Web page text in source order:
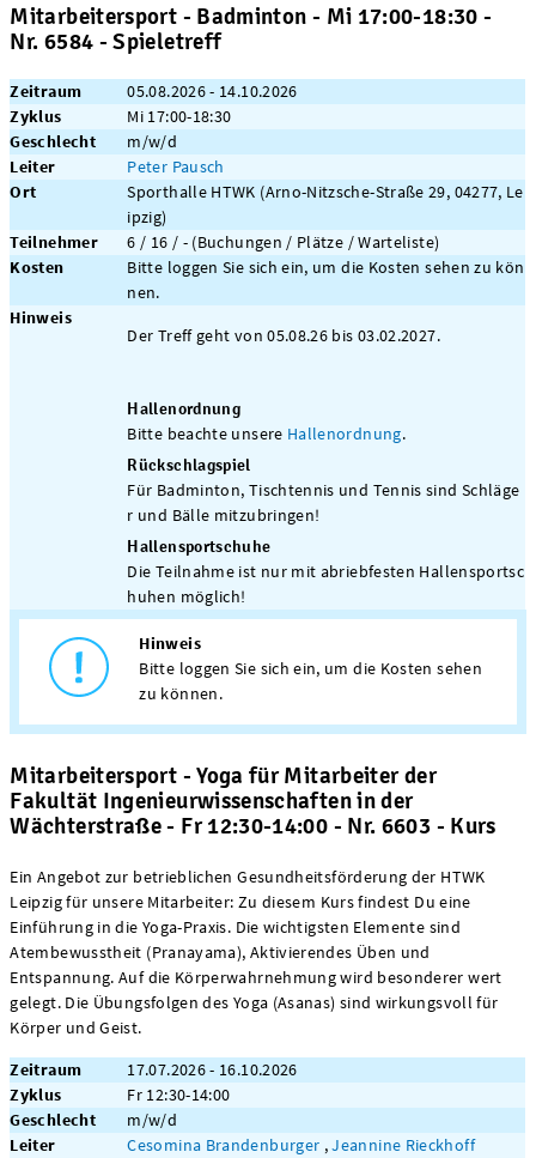
Mitarbeitersport - Badminton - Mi 17:00-18:30 -
Nr. 6584 - Spieletreff
Zeitraum
05.08.2026 - 14.10.2026
Zyklus
Mi 17:00-18:30
Geschlecht
m/w/d
Leiter
Peter Pausch
Ort
Sporthalle HTWK (Arno-Nitzsche-Straße 29, 04277, Le
ipzig)
Teilnehmer
6 / 16 / - (Buchungen / Plätze / Warteliste)
Kosten
Bitte loggen Sie sich ein, um die Kosten sehen zu kön
nen.
Hinweis
Der Treff geht von 05.08.26 bis 03.02.2027.
Hallenordnung
Bitte beachte unsere Hallenordnung.
Rückschlagspiel
Für Badminton, Tischtennis und Tennis sind Schläge
r und Bälle mitzubringen!
Hallensportschuhe
Die Teilnahme ist nur mit abriebfesten Hallensportsc
huhen möglich!
Hinweis
Bitte loggen Sie sich ein, um die Kosten sehen
zu können.
Mitarbeitersport - Yoga für Mitarbeiter der
Fakultät Ingenieurwissenschaften in der
Wächterstraße - Fr 12:30-14:00 - Nr. 6603 - Kurs
Ein Angebot zur betrieblichen Gesundheitsförderung der HTWK
Leipzig für unsere Mitarbeiter: Zu diesem Kurs findest Du eine
Einführung in die Yoga-Praxis. Die wichtigsten Elemente sind
Atembewusstheit (Pranayama), Aktivierendes Üben und
Entspannung. Auf die Körperwahrnehmung wird besonderer wert
gelegt. Die Übungsfolgen des Yoga (Asanas) sind wirkungsvoll für
Körper und Geist.
Zeitraum
17.07.2026 - 16.10.2026
Zyklus
Fr 12:30-14:00
Geschlecht
m/w/d
Leiter
Cesomina Brandenburger ,Jeannine Rieckhoff